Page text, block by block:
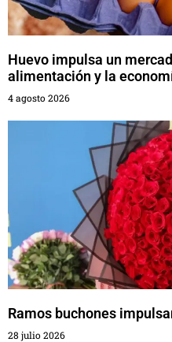
Huevo impulsa un
alimentación y la
4 agosto 2026
Ramos buchones
28 julio 2026